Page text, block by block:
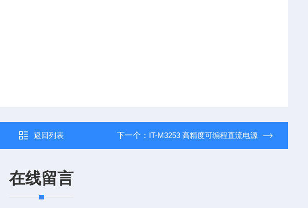
返回列表 下一个： IT-M3253 高精度可编程直流电源
在线留言